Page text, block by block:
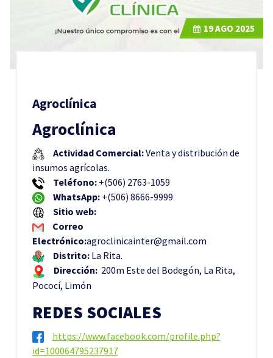
Agroclínica
19AGO 2025
Agroclínica
Actividad Comercial:Venta y distribución de
insumos agrícolas.
Teléfono: +(506) 2763-1059
WhatsApp: +(506) 8666-9999
Sitio web:
Correo
Electrónico:agroclinicainter@gmail.com
Distrito: La Rita.
Dirección: 200m Este del Bodegón, La Rita,
Pococí, Limón
REDES SOCIALES
https://www.facebook.com/profile.php?
id=100064795237917